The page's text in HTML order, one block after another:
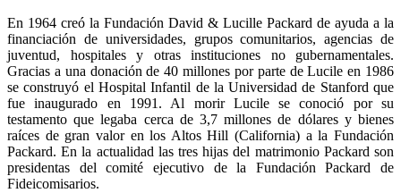
En 1964 creó la Fundación David & Lucille Packard de ayuda a la
financiación de universidades, grupos comunitarios, agencias de
juventud, hospitales y otras instituciones no gubernamentales.
Gracias a una donación de 40 millones por parte de Lucile en 1986
se construyó el Hospital Infantil de la Universidad de Stanford que
fue inaugurado en 1991. Al morir Lucile se conoció por su
testamento que legaba cerca de 3,7 millones de dólares y bienes
raíces de gran valor en los Altos Hill (California) a la Fundación
Packard. En la actualidad las tres hijas del matrimonio Packard son
presidentas del comité ejecutivo de la Fundación Packard de
Fideicomisarios.